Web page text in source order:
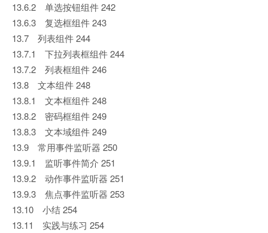
13.6.2 单选按钮组件 242
13.6.3 复选框组件 243
13.7 列表组件 244
13.7.1 下拉列表框组件 244
13.7.2 列表框组件 246
13.8 文本组件 248
13.8.1 文本框组件 248
13.8.2 密码框组件 249
13.8.3 文本域组件 249
13.9 常用事件监听器 250
13.9.1 监听事件简介 251
13.9.2 动作事件监听器 251
13.9.3 焦点事件监听器 253
13.10 小结 254
13.11 实践与练习 254